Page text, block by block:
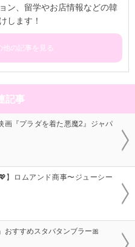
ン、留学やお店情報などの韓
します！
他の記事を見る
記事
画『プラダを着た悪魔2』ジャパ
】ロムアンド商事〜ジューシー
おすすめスタバタンブラー🎀